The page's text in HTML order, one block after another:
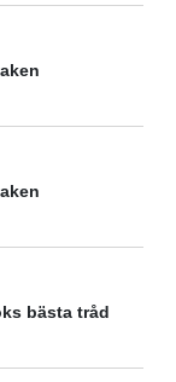
bästa tråd